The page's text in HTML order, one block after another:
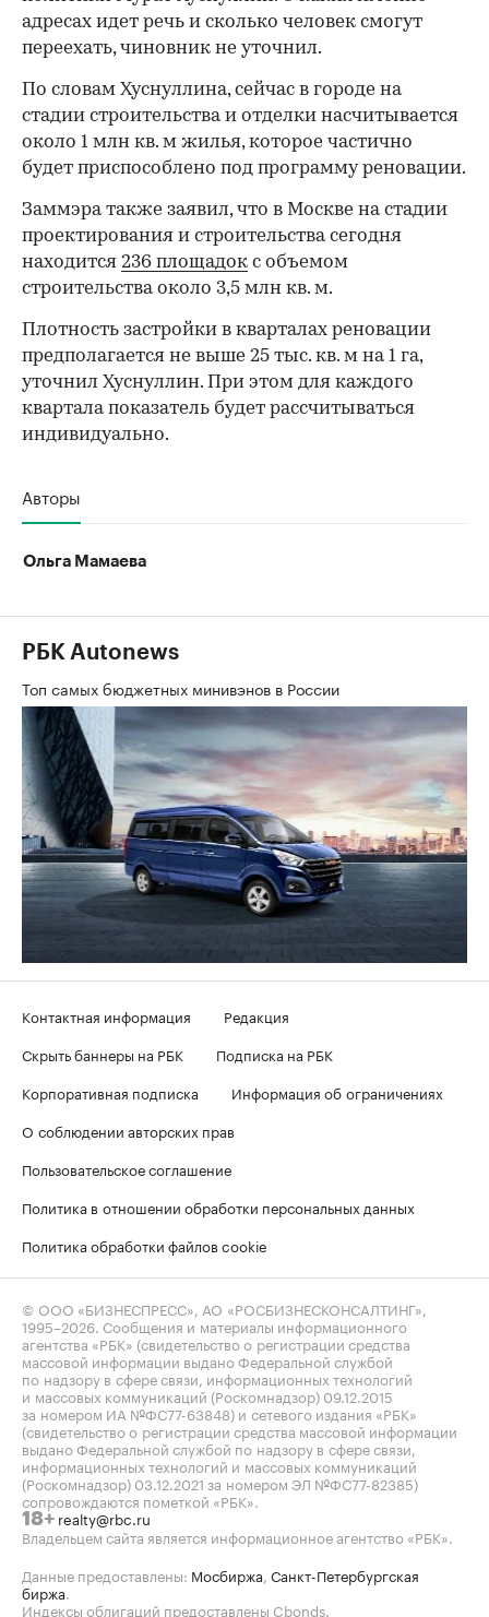
адресах идет речь и сколько человек смогут
переехать, чиновник не уточнил.
По словам Хуснуллина, сейчас в городе на
стадии строительства и отделки насчитывается
около 1 млн кв. м жилья, которое частично
будет приспособлено под программу реновации.
Заммэра также заявил, что в Москве на стадии
проектирования и строительства сегодня
находится 236 площадок с объемом
строительства около 3,5 млн кв. м.
Плотность застройки в кварталах реновации
предполагается не выше 25 тыс. кв. м на 1 га,
уточнил Хуснуллин. При этом для каждого
квартала показатель будет рассчитываться
индивидуально.
Авторы
Ольга Мамаева
РБК Autonews
Топ самых бюджетных минивэнов в России
Контактная информация
Редакция
Скрыть баннеры на РБК
Подписка на РБК
Корпоративная подписка
Информация об ограничениях
О соблюдении авторских прав
Пользовательское соглашение
Политика в отношении обработки персональных данных
Политика обработки файлов cookie
© ООО «БИЗНЕСПРЕСС», АО «РОСБИЗНЕСКОНСАЛТИНГ»,
1995–2026. Сообщения и материалы информационного
агентства «РБК» (свидетельство о регистрации средства
массовой информации выдано Федеральной службой
по надзору в сфере связи, информационных технологий
и массовых коммуникаций (Роскомнадзор) 09.12.2015
за номером ИА №ФС77-63848) и сетевого издания «РБК»
(свидетельство о регистрации средства массовой информации
выдано Федеральной службой по надзору в сфере связи,
информационных технологий и массовых коммуникаций
(Роскомнадзор) 03.12.2021 за номером ЭЛ №ФС77-82385)
сопровождаются пометкой «РБК».
18+ realty@rbc.ru
Владельцем сайта является информационное агентство «РБК».
Данные предоставлены: Мосбиржа, Санкт-Петербургская
биржа.
Индексы облигаций предоставлены Cbonds.